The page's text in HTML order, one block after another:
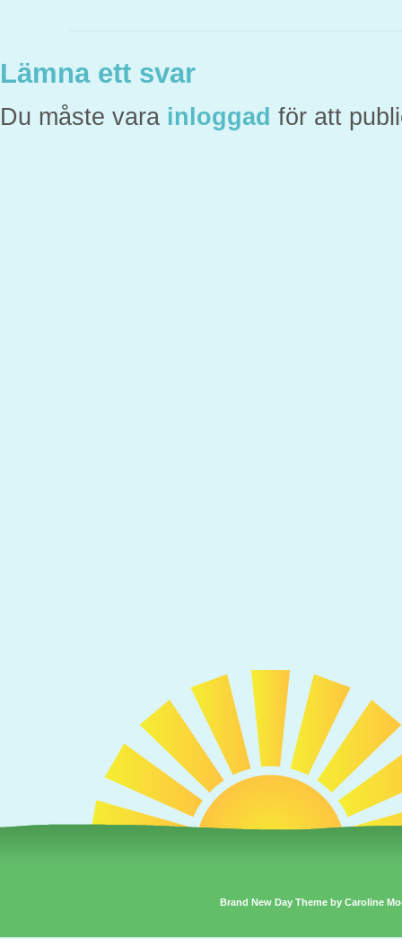
Lämna ett svar
Du måste vara inloggad för att
Brand New Day Theme by Caroline